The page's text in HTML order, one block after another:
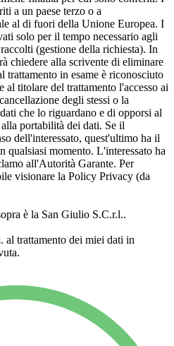
a un paese terzo o a
al di fuori della Unione Europea. I
solo per il tempo necessario agli
(gestione della richiesta). In
chiedere alla scrivente di eliminare
trattamento in esame è riconosciuto
titolare del trattamento l'accesso ai
degli stessi o la
che lo riguardano e di opporsi al
portabilità dei dati. Se il
dell'interessato, quest'ultimo ha il
qualsiasi momento. L'interessato ha
all'Autorità Garante. Per
visionare la Policy Privacy (da
è la San Giulio S.C.r.l..
trattamento dei miei dati in